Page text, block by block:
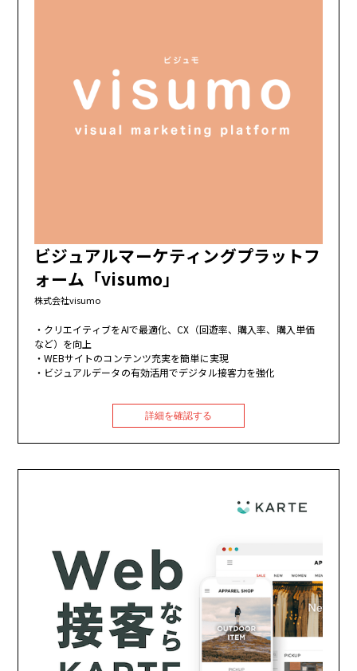
ビジュアルマーケティングプラットフ
ォーム「visumo」
株式会社visumo
クリエイティブをAIで最適化、CX（回遊率、購入率、購入単価
など）を向上
WEBサイトのコンテンツ充実を簡単に実現
ビジュアルデータの有効活用でデジタル接客力を強化
詳細を確認する